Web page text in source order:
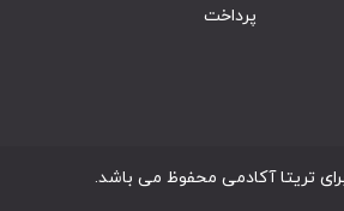
پرداخت
تریتا آکادمی محفوظ می باشد.